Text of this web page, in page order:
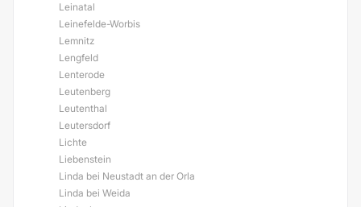
Leinatal
Leinefelde-Worbis
Lemnitz
Lengfeld
Lenterode
Leutenberg
Leutenthal
Leutersdorf
Lichte
Liebenstein
Linda bei Neustadt an der Orla
Linda bei Weida